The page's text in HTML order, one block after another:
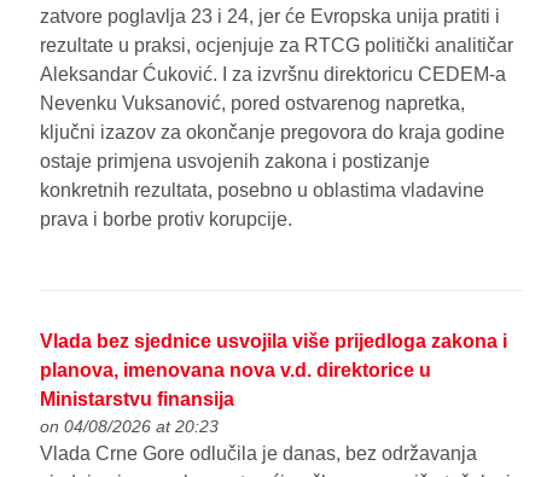
zatvore poglavlja 23 i 24, jer će Evropska unija pratiti i
rezultate u praksi, ocjenjuje za RTCG politički analitičar
Aleksandar Ćuković. I za izvršnu direktoricu CEDEM-a
Nevenku Vuksanović, pored ostvarenog napretka,
ključni izazov za okončanje pregovora do kraja godine
ostaje primjena usvojenih zakona i postizanje
konkretnih rezultata, posebno u oblastima vladavine
prava i borbe protiv korupcije.
Vlada bez sjednice usvojila više prijedloga zakona i
planova, imenovana nova v.d. direktorice u
Ministarstvu finansija
on 04/08/2026 at 20:23
Vlada Crne Gore odlučila je danas, bez održavanja